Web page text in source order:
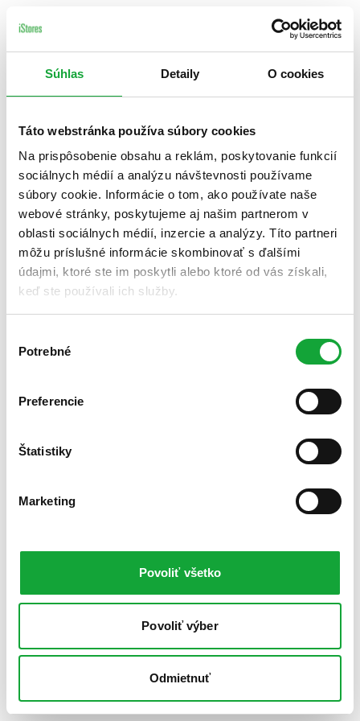
Súhlas Detaily O cookies
Táto webstránka používa súbory cookies
Na prispôsobenie obsahu a reklám, poskytovanie funkcií
sociálnych médií a analýzu návštevnosti používame
súbory cookie. Informácie o tom, ako používate naše
webové stránky, poskytujeme aj našim partnerom v
oblasti sociálnych médií, inzercie a analýzy. Títo partneri
môžu príslušné informácie skombinovať s ďalšími
údajmi, ktoré ste im poskytli alebo ktoré od vás získali,
keď ste používali ich služby.
súhlasu
Potrebné
Preferencie
Štatistiky
Marketing
Povoliť všetko
Povoliť výber
Odmietnuť